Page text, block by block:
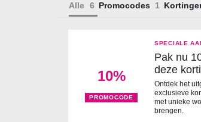
Alle Promocodes
10%
PROMOCODE
SPECIALE
Pak nu
deze
Ontdek het
exclusieve
met unieke
brengen.